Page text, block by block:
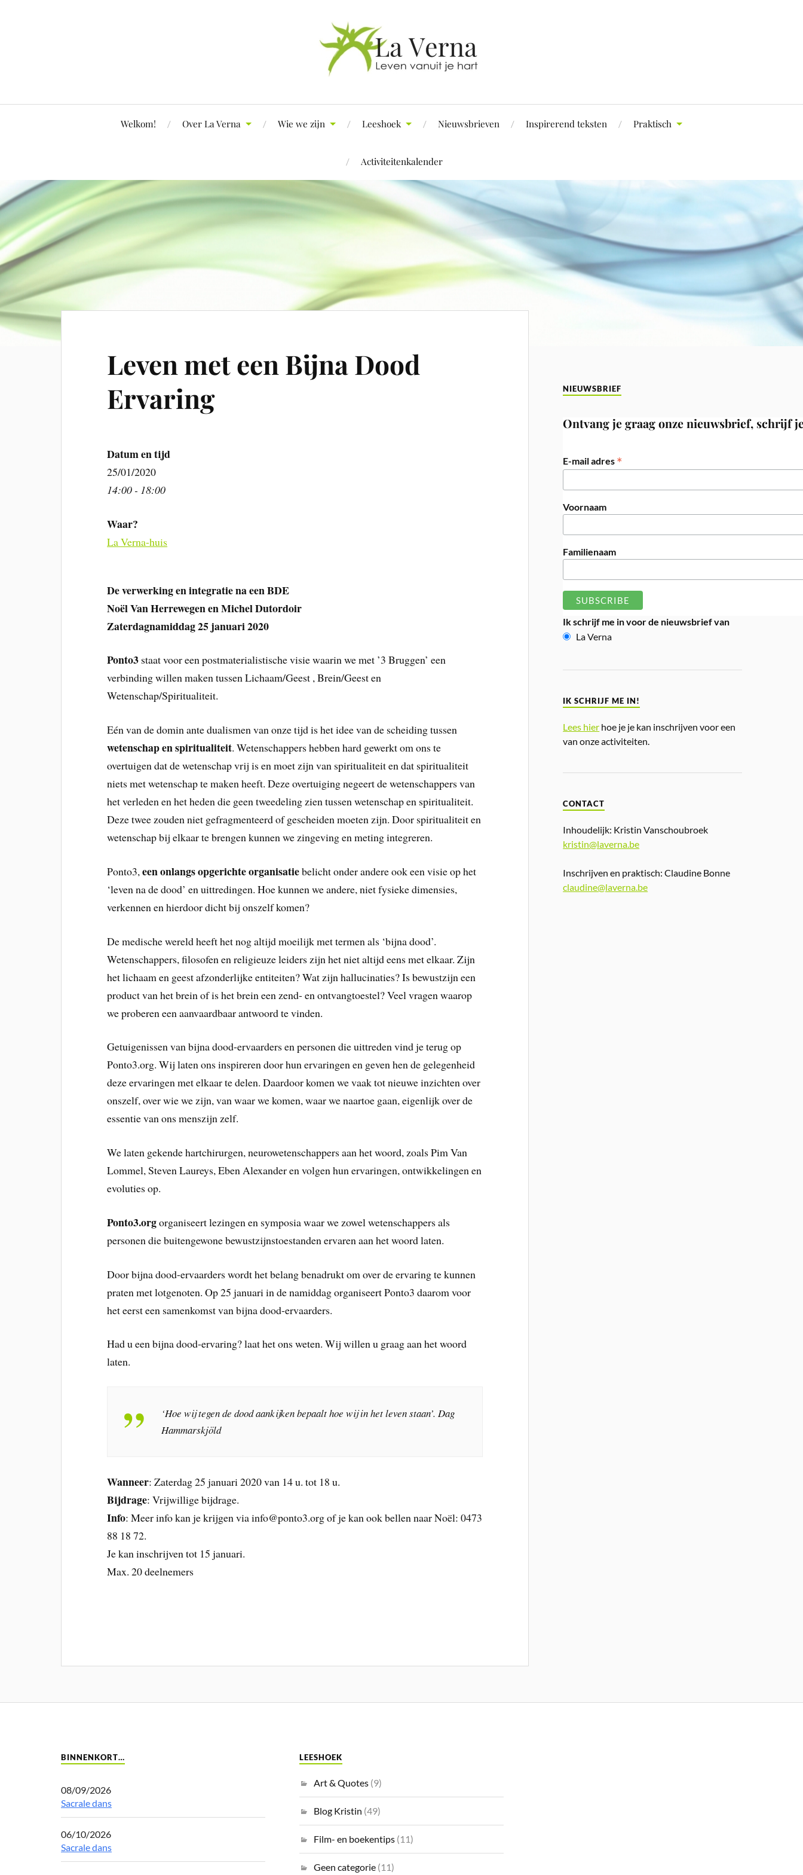
Welkom! Over La Verna Wie we zijn Leeshoek Nieuwsbrieven Inspirerend teksten Praktisch
Activiteitenkalender
Leven met een Bijna Dood
Ervaring
Datum en tijd
25/01/2020
14:00 - 18:00
Waar?
La Verna-huis
De verwerking en integratie na een BDE
Noël Van Herrewegen en Michel Dutordoir
Zaterdagnamiddag 25 januari 2020
Ponto3 staat voor een postmaterialistische visie waarin we met ’3 Bruggen’ een
verbinding willen maken tussen Lichaam/Geest , Brein/Geest en
Wetenschap/Spiritualiteit.
Eén van de domin ante dualismen van onze tijd is het idee van de scheiding tussen
wetenschap en spiritualiteit. Wetenschappers hebben hard gewerkt om ons te
overtuigen dat de wetenschap vrij is en moet zijn van spiritualiteit en dat spiritualiteit
niets met wetenschap te maken heeft. Deze overtuiging negeert de wetenschappers van
het verleden en het heden die geen tweedeling zien tussen wetenschap en spiritualiteit.
Deze twee zouden niet gefragmenteerd of gescheiden moeten zijn. Door spiritualiteit en
wetenschap bij elkaar te brengen kunnen we zingeving en meting integreren.
Ponto3,een onlangs opgerichte organisatiebelicht onder andere ook een visie op het
‘leven na de dood’ en uittredingen. Hoe kunnen we andere, niet fysieke dimensies,
verkennen en hierdoor dicht bij onszelf komen?
De medische wereld heeft het nog altijd moeilijk met termen als ‘bijna dood’.
Wetenschappers, filosofen en religieuze leiders zijn het niet altijd eens met elkaar. Zijn
het lichaam en geest afzonderlijke entiteiten? Wat zijn hallucinaties? Is bewustzijn een
product van het brein of is het brein een zend- en ontvangtoestel? Veel vragen waarop
we proberen een aanvaardbaar antwoord te vinden.
Getuigenissen van bijna dood-ervaarders en personen die uittreden vind je terug op
Ponto3.org. Wij laten ons inspireren door hun ervaringen en geven hen de gelegenheid
deze ervaringen met elkaar te delen. Daardoor komen we vaak tot nieuwe inzichten over
onszelf, over wie we zijn, van waar we komen, waar we naartoe gaan, eigenlijk over de
essentie van ons menszijn zelf.
We laten gekende hartchirurgen, neurowetenschappers aan het woord, zoals Pim Van
Lommel, Steven Laureys, Eben Alexander en volgen hun ervaringen, ontwikkelingen en
evoluties op.
Ponto3.orgorganiseert lezingen en symposia waar we zowel wetenschappers als
personen die buitengewone bewustzijnstoestanden ervaren aan het woord laten.
Door bijna dood-ervaarders wordt het belang benadrukt om over de ervaring te kunnen
praten met lotgenoten. Op 25 januari in de namiddag organiseert Ponto3 daarom voor
het eerst een samenkomst van bijna dood-ervaarders.
Had u een bijna dood-ervaring? laat het ons weten. Wij willen u graag aan het woord
laten.
‘Hoe wij tegen de dood aankijken bepaalt hoe wij in het leven staan’. Dag
Hammarskjöld
Wanneer: Zaterdag 25 januari 2020 van 14 u. tot 18 u.
Bijdrage: Vrijwillige bijdrage.
Info: Meer info kan je krijgen via info@ponto3.org of je kan ook bellen naar Noël: 0473
88 18 72.
Je kan inschrijven tot 15 januari.
Max. 20 deelnemers
NIEUWSBRIEF
Ontvang je graag onze nieuwsbrief, schrijf
E-mail adres *
Voornaam
Familienaam
Ik schrijf me in voor de nieuwsbrief van
La Verna
IK SCHRIJF ME IN!
Lees hier hoe je je kan inschrijven voor een
van onze activiteiten.
CONTACT
Inhoudelijk: Kristin Vanschoubroek
kristin@laverna.be
Inschrijven en praktisch: Claudine Bonne
claudine@laverna.be
BINNENKORT…
08/09/2026
Sacrale dans
06/10/2026
Sacrale dans
LEESHOEK
Art & Quotes (9)
Blog Kristin (49)
Film- en boekentips (11)
Geen categorie (11)